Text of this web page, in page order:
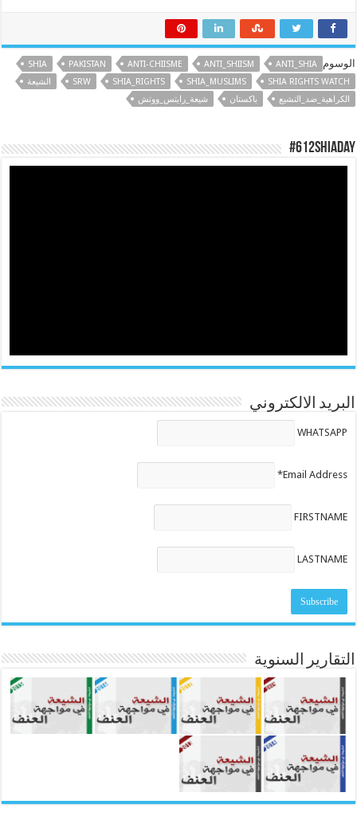
الوسوم ANTI_SHIA
ANTI_SHIISM
ANTI-CHIISME
PAKISTAN
SHIA
SHIA RIGHTS WATCH
SHIA_MUSLIMS
SHIA_RIGHTS
SRW
الشيعة
الكراهية_ضد_التشيع
باكستان شيعة_رايتس_ووتش
#612ShiaDay
البريد الالكتروني
WHATSAPP
Email Address*
FIRSTNAME
LASTNAME
التقارير السنوية